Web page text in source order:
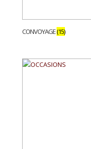
CONVOYAGE(15)